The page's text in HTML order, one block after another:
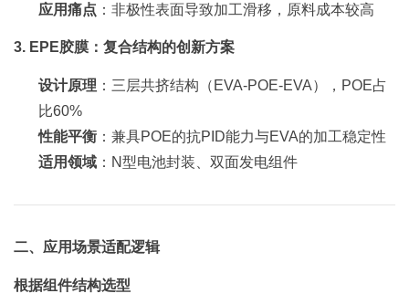
应用痛点 ：非极性表面导致加工滑移，原料成本较高
3. EPE胶膜：复合结构的创新方案
设计原理 ：三层共挤结构（EVA-POE-EVA），POE占
比60%
性能平衡 ：兼具POE的抗PID能力与EVA的加工稳定性
适用领域 ：N型电池封装、双面发电组件
二、应用场景适配逻辑
根据组件结构选型